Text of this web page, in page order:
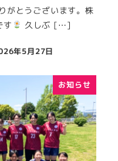
がとうございます。株
す
久しぶ […]
年5月27日
お知らせ